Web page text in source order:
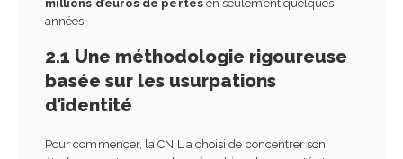
millions d’euros de pertesen seulement quelques
années.
2.1 Une méthodologie rigoureuse
basée sur les usurpations
d’identité
Pour commencer, la CNIL a choisi de concentrer son